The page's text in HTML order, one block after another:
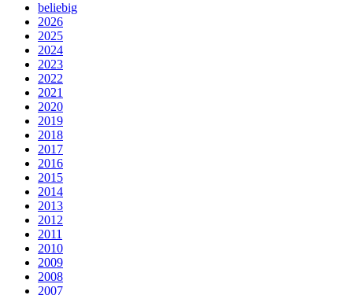
beliebig
2026
2025
2024
2023
2022
2021
2020
2019
2018
2017
2016
2015
2014
2013
2012
2011
2010
2009
2008
2007